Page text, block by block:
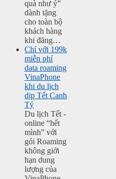
quà như ý”
dành tặng
cho toàn bộ
khách hàng
khi đăng…
Chỉ với 199k
miễn phí
data roaming
VinaPhone
khi du lịch
dịp Tết Canh
Tý
Du lịch Tết -
online “hết
mình” với
gói Roaming
không giới
hạn dung
lượng của